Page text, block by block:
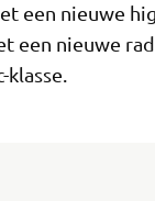
een nieuwe
een nieuwe